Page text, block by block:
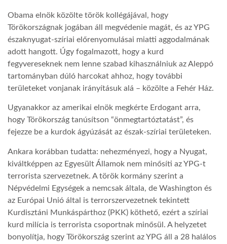
AFRIKA TUDÁSTÁR
A NAP SZÉPE
GLOBOZSARU
DOBRAVERO.HU
LATIMO.HU
Obama elnök közölte török kollégájával, hogy
Törökországnak jogában áll megvédenie magát, és az YPG
északnyugat-szíriai előrenyomulásai miatti aggodalmának
adott hangott. Úgy fogalmazott, hogy a kurd
fegyvereseknek nem lenne szabad kihasználniuk az Aleppó
tartományban dúló harcokat ahhoz, hogy további
területeket vonjanak irányításuk alá – közölte a Fehér Ház.
Ugyanakkor az amerikai elnök megkérte Erdogant arra,
hogy Törökország tanúsítson “önmegtartóztatást”, és
fejezze be a kurdok ágyúzását az észak-szíriai területeken.
Ankara korábban tudatta: nehezményezi, hogy a Nyugat,
kiváltképpen az Egyesült Államok nem minősíti az YPG-t
terrorista szervezetnek. A török kormány szerint a
Népvédelmi Egységek a nemcsak általa, de Washington és
az Európai Unió által is terrorszervezetnek tekintett
Kurdisztáni Munkáspárthoz (PKK) köthető, ezért a szíriai
kurd milícia is terrorista csoportnak minősül. A helyzetet
bonyolítja, hogy Törökország szerint az YPG áll a 28 halálos